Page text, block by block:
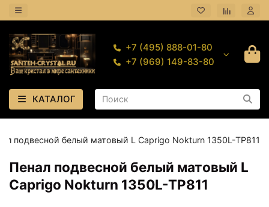
+7 (495) 888-01-80
+7 (969) 149-83-80
КАТАЛОГ
подвесной белый матовый L Caprigo Nokturn 1350L-TP811
Пенал подвесной белый матовый L
Caprigo Nokturn 1350L-TP811